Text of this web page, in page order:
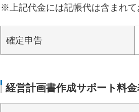
※上記代金には記帳代は含まれて
確定申告
経営計画書作成サポート料金